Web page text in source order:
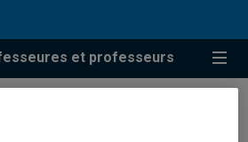
et professeurs
recherche pour